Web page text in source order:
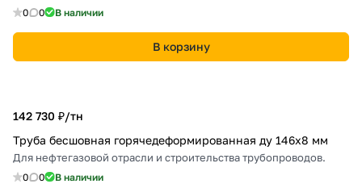
0 0 В наличии
В корзину
142 730 ₽/тн
Труба бесшовная горячедеформированная ду 146х8 мм
Для нефтегазовой отрасли и строительства трубопроводов.
0 0 В наличии